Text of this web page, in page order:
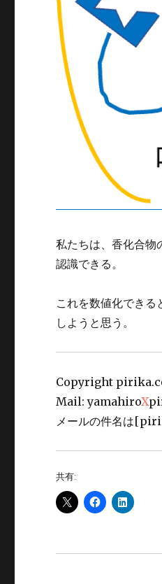
私たちは、香化合物
認識できる。
これを数値化でき
しようと思う。
Copyright
Mail: yamahiroX
メールの件名は
共有: